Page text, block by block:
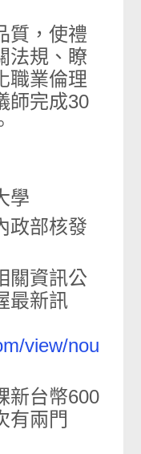
質，使禮
法規、瞭
職業倫理
師完成30
學
政部核發
關資訊公
最新訊
view/nou
新台幣600
有兩門